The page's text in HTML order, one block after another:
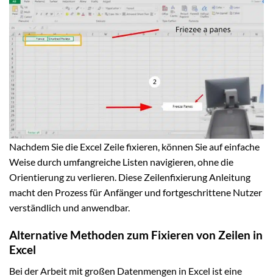
Nachdem Sie die Excel Zeile fixieren, können Sie auf einfache
Weise durch umfangreiche Listen navigieren, ohne die
Orientierung zu verlieren. Diese Zeilenfixierung Anleitung
macht den Prozess für Anfänger und fortgeschrittene Nutzer
verständlich und anwendbar.
Alternative Methoden zum Fixieren von Zeilen in
Excel
Bei der Arbeit mit großen Datenmengen in Excel ist eine